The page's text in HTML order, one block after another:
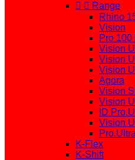
  Range
Rhino
Vision
Pro 100
Vision
Vision
Vision
Agora
Vision
Vision
ID
Vision
Pro.Ultra
K-Flex
K-Shift